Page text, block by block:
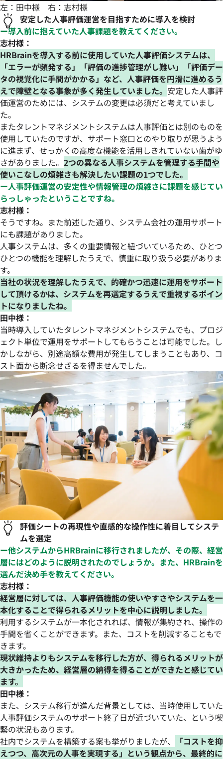
左：田中様 右：志村様
安定した人事評価運営を目指すために導入を検討
ー導入前に抱えていた人事課題を教えてください。
志村様：
HRBrainを導入する前に使用していた人事評価システムは、
「エラーが頻発する」「評価の進捗管理がし難い」「評価デー
タの視覚化に手間がかかる」など、人事評価を円滑に進めるう
えで障壁となる事象が多く発生していました。 安定した人事評
価運営のためには、システムの変更は必須だと考えていまし
た。
またタレントマネジメントシステムは人事評価とは別のものを
使用していたのですが、サポート窓口とのやり取りが思うよう
に進まず、せっかくの高度な機能を活用しきれていない歯がゆ
さがありました。 2つの異なる人事システムを管理する手間や
使いこなしの煩雑さも解決したい課題の1つでした。
ー人事評価運営の安定性や情報管理の煩雑さに課題を感じてい
らっしゃったということですね。
志村様：
そうですね。また前述した通り、システム会社の運用サポート
にも課題がありました。
人事システムは、多くの重要情報と紐づいているため、ひとつ
ひとつの機能を理解したうえで、慎重に取り扱う必要がありま
す。
当社の状況を理解したうえで、的確かつ迅速に運用をサポート
して頂けるかは、システムを再選定するうえで重視するポイン
トになりましたね。
田中様：
当時導入していたタレントマネジメントシステムでも、プロジ
ェクト単位で運用をサポートしてもらうことは可能でした。し
かしながら、別途高額な費用が発生してしまうこともあり、コ
スト面から断念せざるを得ませんでした。
評価シートの再現性や直感的な操作性に着目してシステ
ムを選定
ー他システムからHRBrainに移行されましたが、その際、経営
層にはどのように説明されたのでしょうか。また、HRBrainを
選んだ決め手を教えてください。
志村様：
経営層に対しては、人事評価機能の使いやすさやシステムを一
本化することで得られるメリットを中心に説明しました。
利用するシステムが一本化されれば、情報が集約され、操作の
手間を省くことができます。また、コストを削減することもで
きます。
現状維持よりもシステムを移行した方が、得られるメリットが
大きかったため、経営層の納得を得ることができたと感じてい
ます。
田中様：
また、システム移行が進んだ背景としては、当時使用していた
人事評価システムのサポート終了日が近づいていた、という喫
緊の状況もあります。
社内でシステムを構築する案も挙がりましたが、
「コストを抑
えつつ、高次元の人事を実現する」という観点から、最終的に